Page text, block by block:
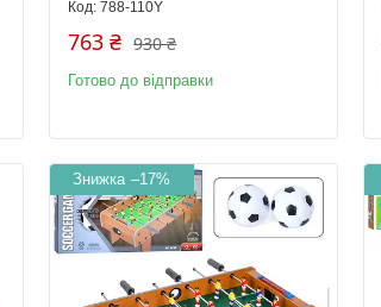
788-110Y
930 ₴
763 ₴
Готово до відправки
–17%